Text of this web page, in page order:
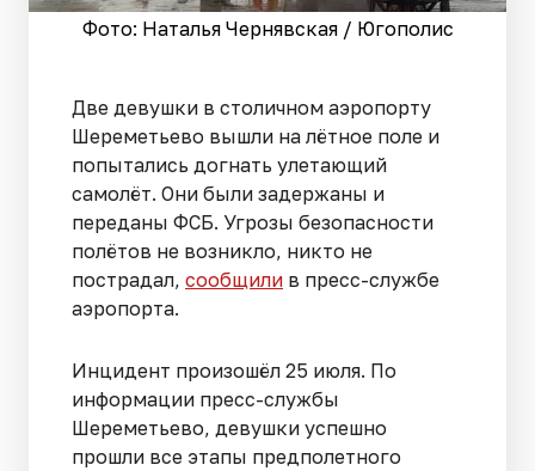
Фото: Наталья Чернявская / Югополис
Две девушки в столичном аэропорту
Шереметьево вышли на лётное поле и
попытались догнать улетающий
самолёт. Они были задержаны и
переданы ФСБ. Угрозы безопасности
полётов не возникло, никто не
пострадал, сообщили в пресс-службе
аэропорта.
Инцидент произошёл 25 июля. По
информации пресс-службы
Шереметьево, девушки успешно
прошли все этапы предполетного